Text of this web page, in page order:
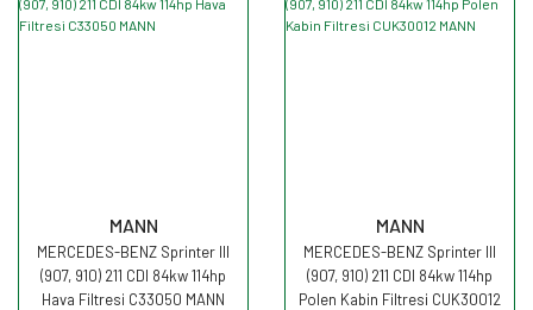
MANN
MERCEDES-BENZ Sprinter III
(907, 910) 211 CDI 84kw 114hp
Hava Filtresi C33050 MANN
MANN
MERCEDES-BENZ Sprinter III
(907, 910) 211 CDI 84kw 114hp
Polen Kabin Filtresi CUK30012